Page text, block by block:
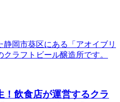
岡市葵区にある「アオイブリ
ラフトビール醸造所です。
飲食店が運営するクラ